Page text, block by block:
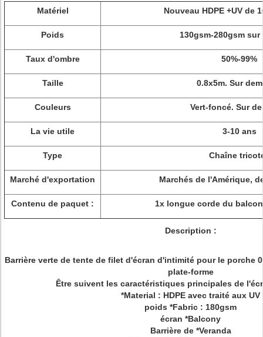
Matériel Nouveau HDPE +UV de
Poids 130gsm-280gsm sur
Taux d'ombre 50%-99%
Taille 0.8x5m. Sur
Couleurs Vert-foncé. Sur
La vie utile 3-10 ans
Type Chaîne
Marché d'exportation Marchés de l'Amérique,
Contenu de paquet : 1x longue corde du
Description :
Barrière verte de tente de filet d'écran d'intimité pour le porche
plate-forme
Être suivent les caractéristiques principales de
*Material : HDPE avec traité aux UV
poids *Fabric : 180gsm
écran *Balcony
Barrière de *Veranda